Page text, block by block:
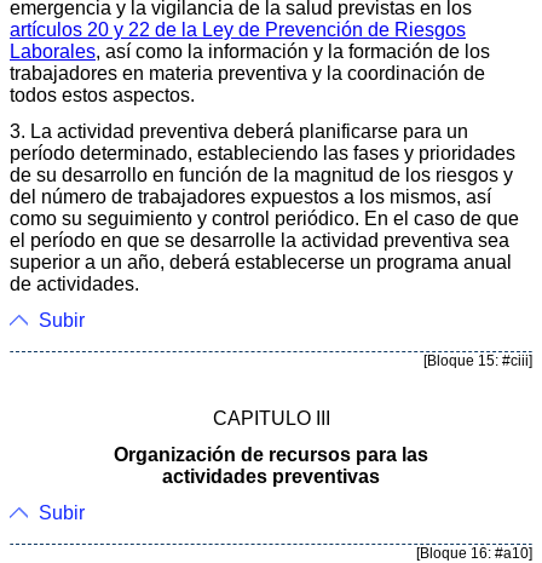
emergencia y la vigilancia de la salud previstas en los
artículos 20 y 22 de la Ley de Prevención de Riesgos
Laborales, así como la información y la formación de los
trabajadores en materia preventiva y la coordinación de
todos estos aspectos.
3. La actividad preventiva deberá planificarse para un
período determinado, estableciendo las fases y prioridades
de su desarrollo en función de la magnitud de los riesgos y
del número de trabajadores expuestos a los mismos, así
como su seguimiento y control periódico. En el caso de que
el período en que se desarrolle la actividad preventiva sea
superior a un año, deberá establecerse un programa anual
de actividades.
Subir
[Bloque 15: #ciii]
CAPITULO III
Organización de recursos para las
actividades preventivas
Subir
[Bloque 16: #a10]